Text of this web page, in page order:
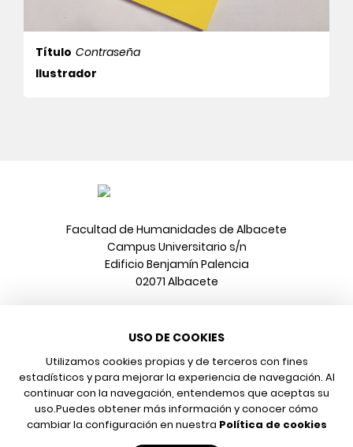
Título Contraseña
Ilustrador
Facultad de Humanidades de Albacete
Campus Universitario s/n
Edificio Benjamín Palencia
02071 Albacete
967 599 376
Correo electrónico
info@poeonline.es
© 2026 UCLM, Grupo de Estudios de Literatura y Arte
Aviso legal
USO DE COOKIES
Utilizamos cookies propias y de terceros con fines
estadísticos y para mejorar la experiencia de navegación. Al
continuar con la navegación, entendemos que aceptas su
uso.Puedes obtener más información y conocer cómo
cambiar la configuración en nuestra Política de cookies